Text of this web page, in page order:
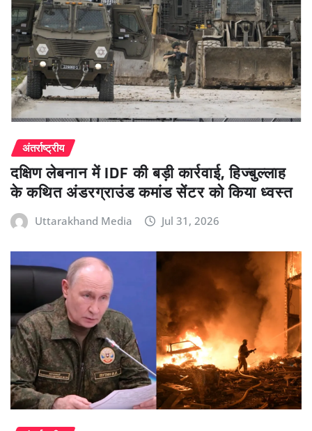
अंतर्राष्ट्रीय
दक्षिण लेबनान में IDF की बड़ी कार्रवाई, हिज्बुल्लाह
के कथित अंडरग्राउंड कमांड सेंटर को किया ध्वस्त
Uttarakhand Media Jul 31, 2026